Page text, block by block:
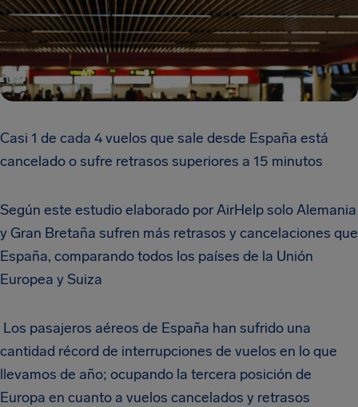
Casi 1 de cada 4 vuelos que sale desde España está
cancelado o sufre retrasos superiores a 15 minutos
Según este estudio elaborado por AirHelp solo Alemania
y Gran Bretaña sufren más retrasos y cancelaciones que
España, comparando todos los países de la Unión
Europea y Suiza
Los pasajeros aéreos de España han sufrido una
cantidad récord de interrupciones de vuelos en lo que
llevamos de año; ocupando la tercera posición de
Europa en cuanto a vuelos cancelados y retrasos